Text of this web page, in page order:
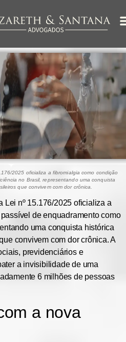
2025 oficializa a fibromialgia como condição
no Brasil, representando uma conquista
que convivem com dor crônica.
Lei nº 15.176/2025 oficializa a
de enquadramento como
uma conquista histórica
convivem com dor crônica. A
previdenciários e
a invisibilidade de uma
6 milhões de pessoas
a nova